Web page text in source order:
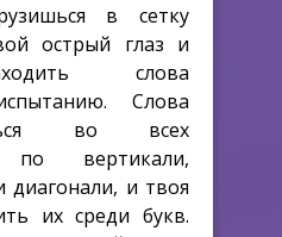
в сетку
острый глаз и
слова
Слова
во всех
по вертикали,
диагонали, и твоя
их среди букв.